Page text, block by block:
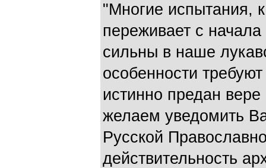
"Многие испытания,
переживает с
сильны в наше
особенности
истинно предан
желаем уведомить
Русской
действительность